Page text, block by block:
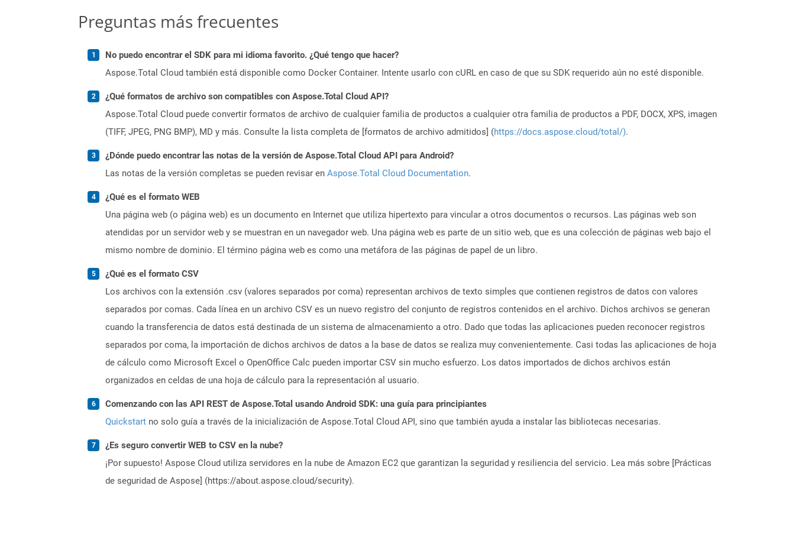
Preguntas más frecuentes
No puedo encontrar el SDK para mi idioma favorito. ¿Qué tengo que hacer?
Aspose.Total Cloud también está disponible como Docker Container. Intente usarlo con cURL en caso de que su SDK requerido aún no esté disponible.
¿Qué formatos de archivo son compatibles con Aspose.Total Cloud API?
Aspose.Total Cloud puede convertir formatos de archivo de cualquier familia de productos a cualquier otra familia de productos a PDF, DOCX, XPS, imagen
(TIFF, JPEG, PNG BMP), MD y más. Consulte la lista completa de [formatos de archivo admitidos] (https://docs.aspose.cloud/total/).
¿Dónde puedo encontrar las notas de la versión de Aspose.Total Cloud API para Android?
Las notas de la versión completas se pueden revisar en Aspose.Total Cloud Documentation.
¿Qué es el formato WEB
Una página web (o página web) es un documento en Internet que utiliza hipertexto para vincular a otros documentos o recursos. Las páginas web son
atendidas por un servidor web y se muestran en un navegador web. Una página web es parte de un sitio web, que es una colección de páginas web bajo el
mismo nombre de dominio. El término página web es como una metáfora de las páginas de papel de un libro.
¿Qué es el formato CSV
Los archivos con la extensión .csv (valores separados por coma) representan archivos de texto simples que contienen registros de datos con valores
separados por comas. Cada línea en un archivo CSV es un nuevo registro del conjunto de registros contenidos en el archivo. Dichos archivos se generan
cuando la transferencia de datos está destinada de un sistema de almacenamiento a otro. Dado que todas las aplicaciones pueden reconocer registros
separados por coma, la importación de dichos archivos de datos a la base de datos se realiza muy convenientemente. Casi todas las aplicaciones de hoja
de cálculo como Microsoft Excel o OpenOffice Calc pueden importar CSV sin mucho esfuerzo. Los datos importados de dichos archivos están
organizados en celdas de una hoja de cálculo para la representación al usuario.
Comenzando con las API REST de Aspose.Total usando Android SDK: una guía para principiantes
Quickstart no solo guía a través de la inicialización de Aspose.Total Cloud API, sino que también ayuda a instalar las bibliotecas necesarias.
¿Es seguro convertir WEB to CSV en la nube?
¡Por supuesto! Aspose Cloud utiliza servidores en la nube de Amazon EC2 que garantizan la seguridad y resiliencia del servicio. Lea más sobre [Prácticas
de seguridad de Aspose] (https://about.aspose.cloud/security).